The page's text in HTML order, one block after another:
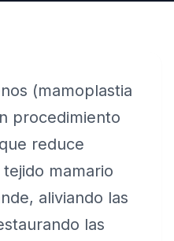
(mamoplastia
procedimiento
reduce
mamario
aliviando las
las